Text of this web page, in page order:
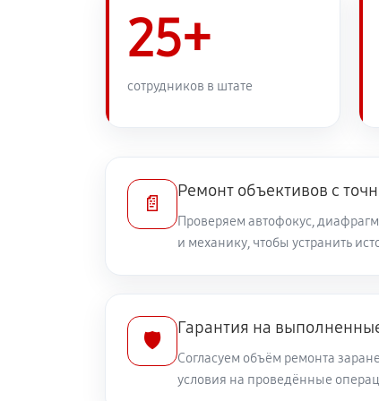
Устранение механических
Ремонт электроники
Ремонт шлейфа оптического
Ремонт механических узлов
25+
сотрудников в штате
📄
Ремонт объективов с
Проверяем автофокус,
и механику, чтобы устранить
🛡️
Гарантия на
Согласуем объём ремонта
условия на проведённые